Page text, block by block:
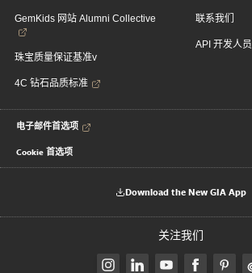
GemKids 网站 Alumni Collective
珠宝质量保证基准v
4C 钻石品质标准
联系我们
API 开发人员
电子邮件首选项
Cookie 首选项
Download the New GIA App
关注我们